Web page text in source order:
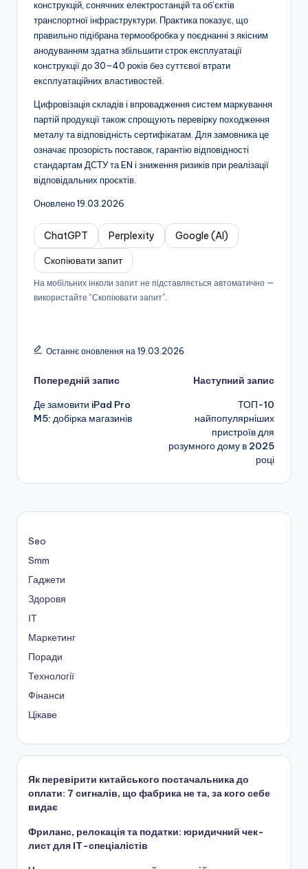
конструкцій, сонячних електростанцій та об’єктів
транспортної інфраструктури. Практика показує, що
правильно підібрана термообробка у поєднанні з якісним
анодуванням здатна збільшити строк експлуатації
конструкції до 30–40 років без суттєвої втрати
експлуатаційних властивостей.
Цифровізація складів і впровадження систем маркування
партій продукції також спрощують перевірку походження
металу та відповідність сертифікатам. Для замовника це
означає прозорість поставок, гарантію відповідності
стандартам ДСТУ та EN і зниження ризиків при реалізації
відповідальних проєктів.
Оновлено 19.03.2026
ChatGPT Perplexity
Google (AI)
Скопіювати запит
На мобільних інколи запит не підставляється автоматично —
використайте “Скопіювати запит”.
Останнє оновлення на 19.03.2026
Навігація
по
Попередній запис
Де замовити iPad Pro
M5: добірка магазинів
Наступний запис
ТОП-10
найпопулярніших
пристроїв для
розумного дому в 2025
році
Seo
Smm
Гаджети
Здоровя
ІТ
Маркетинг
Поради
Технології
Фінанси
Цікаве
Як перевірити китайського постачальника до
оплати: 7 сигналів, що фабрика не та, за кого себе
видає
Фриланс, релокація та податки: юридичний чек-
лист для IT-спеціалістів